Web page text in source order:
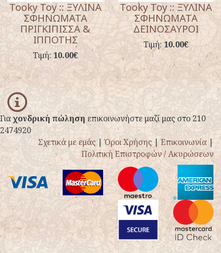
Tooky Toy :: ΞΥΛΙΝΑ
ΣΦΗΝΩΜΑΤΑ
ΠΡΙΓΚΙΠΙΣΣΑ &
ΙΠΠΟΤΗΣ
Τιμή:10.00€
Tooky Toy :: ΞΥΛΙΝΑ
ΣΦΗΝΩΜΑΤΑ
ΔΕΙΝΟΣΑΥΡΟΙ
Τιμή:10.00€
info
Γιαχονδρική πώλησηεπικοινωνήστε μαζί μας στο 210
2474920
Σχετικά με εμάς|Όροι Χρήσης|Επικοινωνία |
Πολιτική Επιστροφών / Ακυρώσεων